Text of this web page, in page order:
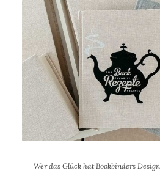
Wer das Glück hat Bookbinders